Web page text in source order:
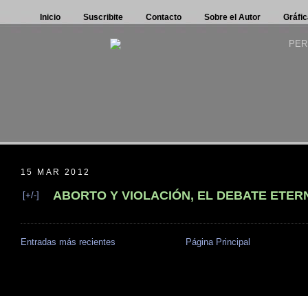
Inicio Suscribite Contacto Sobre el Autor
15 MAR 2012
[+/-] ABORTO Y VIOLACIÓN, EL DEBATE
Entradas más recientes Página Principal